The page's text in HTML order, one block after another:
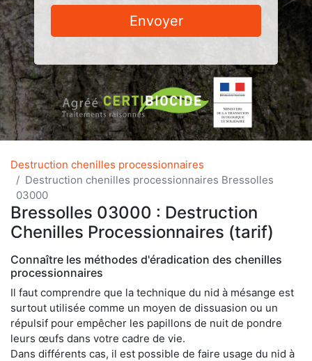
Envoyer
Destruction chenilles processionnaires
Destruction chenilles processionnaires Bressolles
03000
Bressolles 03000 : Destruction
Chenilles Processionnaires (tarif)
Connaître les méthodes d'éradication des chenilles
processionnaires
Il faut comprendre que la technique du nid à mésange est
surtout utilisée comme un moyen de dissuasion ou un
répulsif pour empêcher les papillons de nuit de pondre
leurs œufs dans votre cadre de vie.
Dans différents cas, il est possible de faire usage du nid à